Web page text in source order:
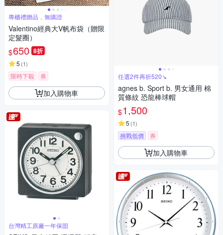
專櫃禮贈品，無購證
Valentino經典大V帆布袋（贈限
定髮圈）
$650 8折
5 (1)
限時下殺 券
加入購物車
台灣精工原廠一年保固
任選2件再折520↘
agnes b. Sport b. 男女通用 棉
質條紋 恐龍棒球帽
$1,500
5 (1)
挑戰低價 券
加入購物車